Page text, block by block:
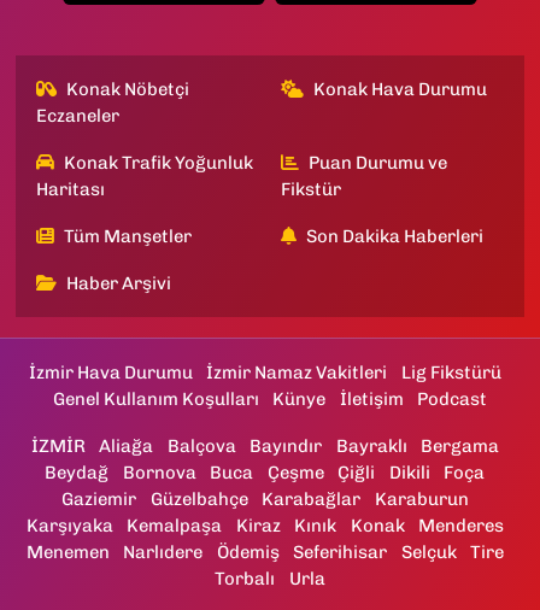
Konak Nöbetçi
Eczaneler
Konak Hava Durumu
Konak Trafik Yoğunluk
Haritası
Puan Durumu ve
Fikstür
Tüm Manşetler Son Dakika Haberleri
Haber Arşivi
İzmir Hava Durumu İzmir Namaz Vakitleri
Lig Fikstürü
Genel Kullanım Koşulları
Künye İletişim Podcast
İZMİR Aliağa Balçova Bayındır Bayraklı
Bergama
Beydağ
Bornova Buca Çeşme Çiğli Dikili
Foça
Gaziemir
Güzelbahçe Karabağlar
Karaburun
Karşıyaka
Kemalpaşa Kiraz Kınık Konak
Menderes
Menemen
Narlıdere Ödemiş Seferihisar Selçuk
Tire
Torbalı
Urla